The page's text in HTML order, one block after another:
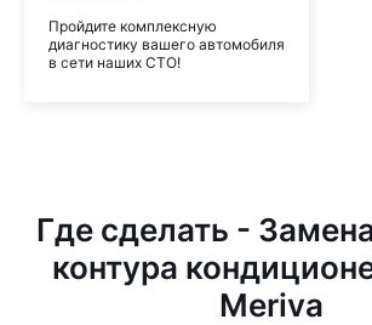
Пройдите комплексную
диагностику вашего автомобиля
в сети наших СТО!
Где сделать -
контура
Meriva